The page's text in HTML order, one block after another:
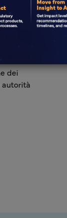
dei
autorità